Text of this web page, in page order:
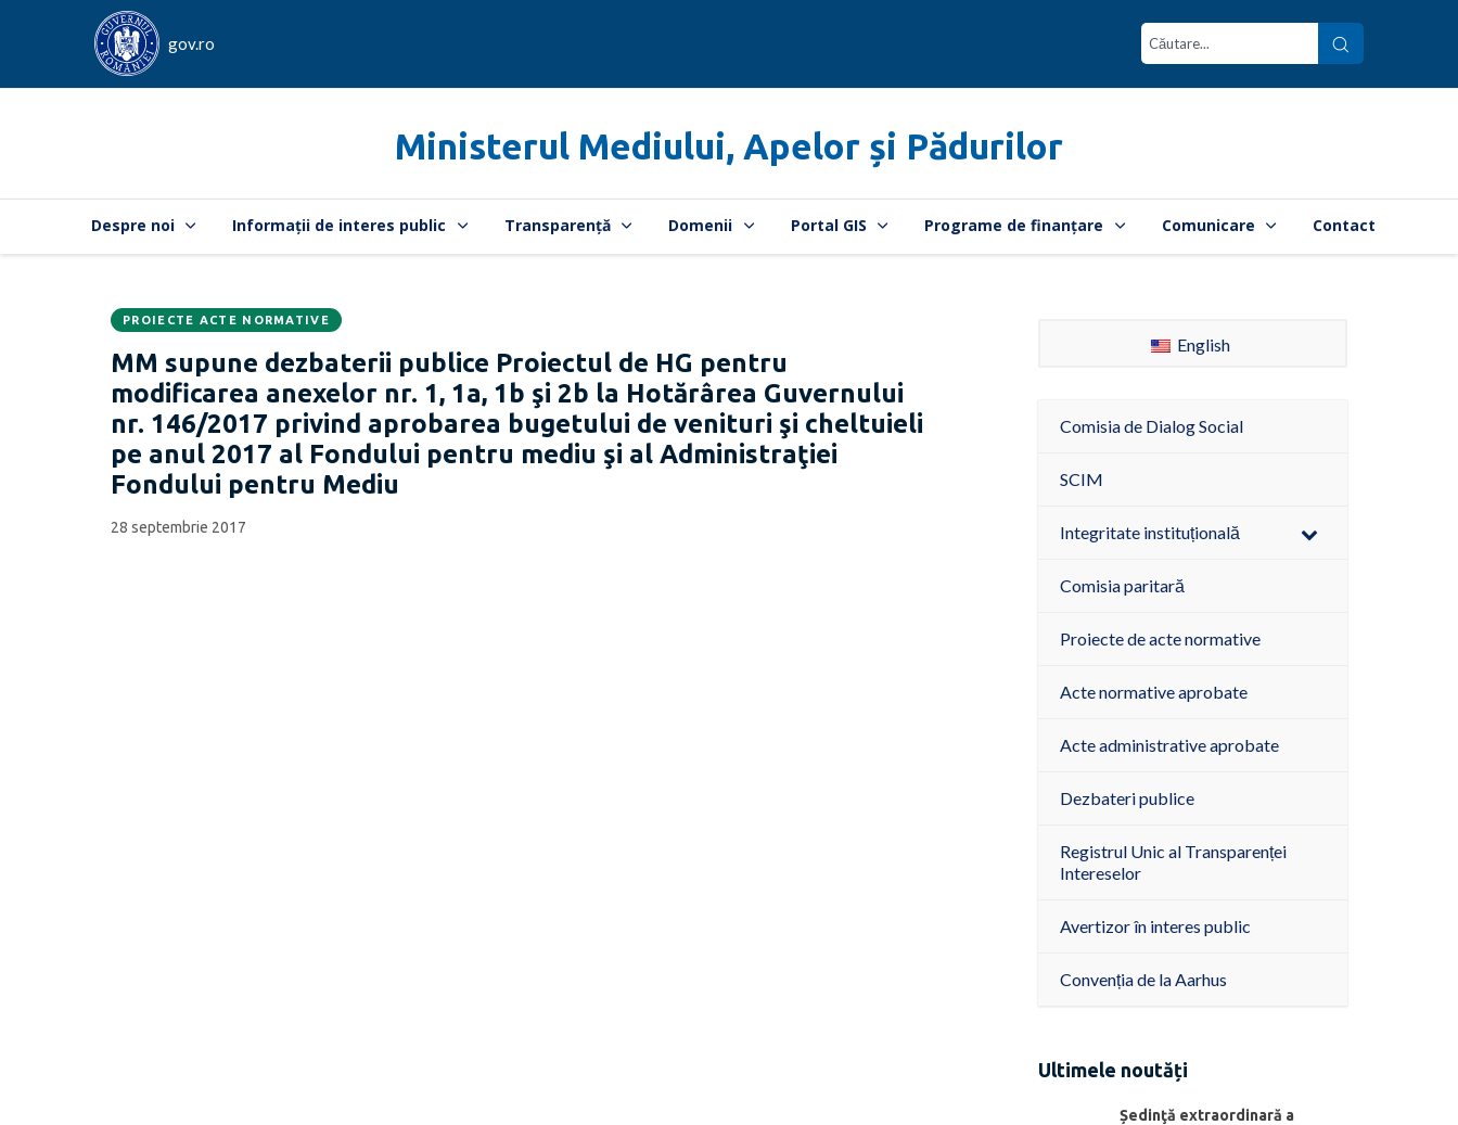
gov.ro
Ministerul Mediului, Apelor și Pădurilor
Despre noi Informații de interes public Transparență Domenii Portal GIS Programe de finanțare Comunicare Contact
CATEGORIA:
PROIECTE ACTE NORMATIVE
MM supune dezbaterii publice Proiectul de HG pentru
modificarea anexelor nr. 1, 1a, 1b şi 2b la Hotărârea Guvernului
nr. 146/2017 privind aprobarea bugetului de venituri şi cheltuieli
pe anul 2017 al Fondului pentru mediu şi al Administraţiei
Fondului pentru Mediu
Data
publicării:
28 septembrie 2017
English
Comisia de Dialog Social
SCIM
Integritate instituțională
Comisia paritară
Proiecte de acte normative
Acte normative aprobate
Acte administrative aprobate
Dezbateri publice
Registrul Unic al Transparenței
Intereselor
Avertizor în interes public
Convenția de la Aarhus
Ultimele noutăți
Ședinţă extraordinară a